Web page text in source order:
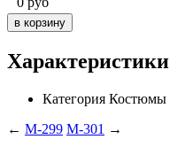
Характеристики
Категория Костюмы
← M-299 M-301 →